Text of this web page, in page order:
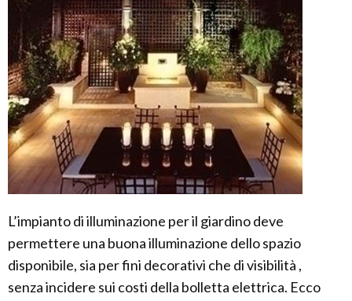
L’impianto di illuminazione per il giardino deve
permettere una buona illuminazione dello spazio
disponibile, sia per fini decorativi che di visibilità ,
senza incidere sui costi della bolletta elettrica. Ecco